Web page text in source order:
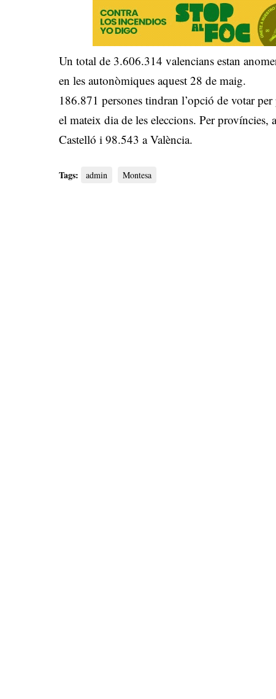
Un total de 3.606.314 valencians estan
en les autonòmiques aquest 28 de maig.
186.871 persones tindran l’opció de votar
el mateix dia de les eleccions. Per
Castelló i 98.543 a València.
Tags: admin Montesa